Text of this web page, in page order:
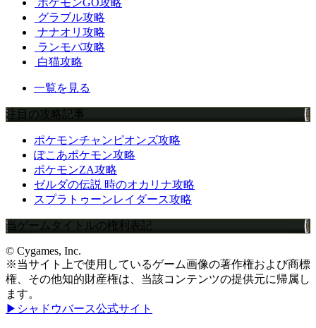
ポケモンGO攻略
グラブル攻略
ナナオリ攻略
ランモバ攻略
白猫攻略
一覧を見る
注目の攻略記事
ポケモンチャンピオンズ攻略
ぽこあポケモン攻略
ポケモンZA攻略
ゼルダの伝説 時のオカリナ攻略
スプラトゥーンレイダース攻略
当ゲームタイトルの権利表記
© Cygames, Inc.
※当サイト上で使用しているゲーム画像の著作権および商標
権、その他知的財産権は、当該コンテンツの提供元に帰属し
ます。
▶シャドウバース公式サイト